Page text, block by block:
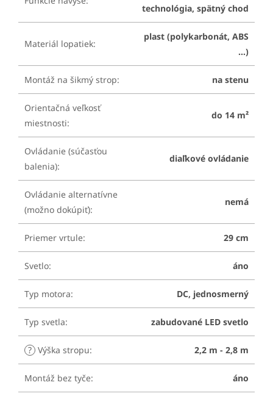
technológia, spätný chod
Materiál lopatiek:
plast (polykarbonát, ABS
...)
Montáž na šikmý strop: na stenu
Orientačná veľkosť
miestnosti:
do 14 m²
Ovládanie (súčasťou
balenia):
diaľkové ovládanie
Ovládanie alternatívne
(možno dokúpiť):
nemá
Priemer vrtule: 29 cm
Svetlo: áno
Typ motora: DC, jednosmerný
Typ svetla: zabudované LED svetlo
? Výška stropu: 2,2 m - 2,8 m
Montáž bez tyče: áno